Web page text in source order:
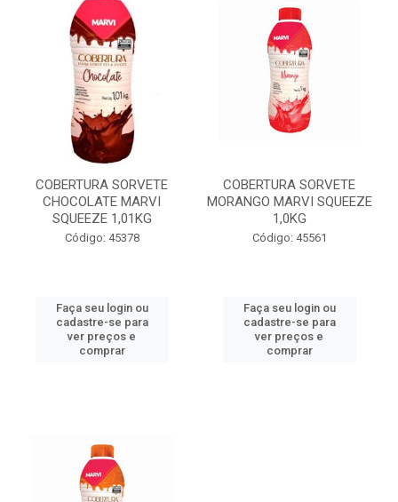
COBERTURA SORVETE
CHOCOLATE MARVI
SQUEEZE 1,01KG
Código: 45378
Faça seu login ou
cadastre-se para
ver preços e
comprar
COBERTURA SORVETE
MORANGO MARVI SQUEEZE
1,0KG
Código: 45561
Faça seu login ou
cadastre-se para
ver preços e
comprar